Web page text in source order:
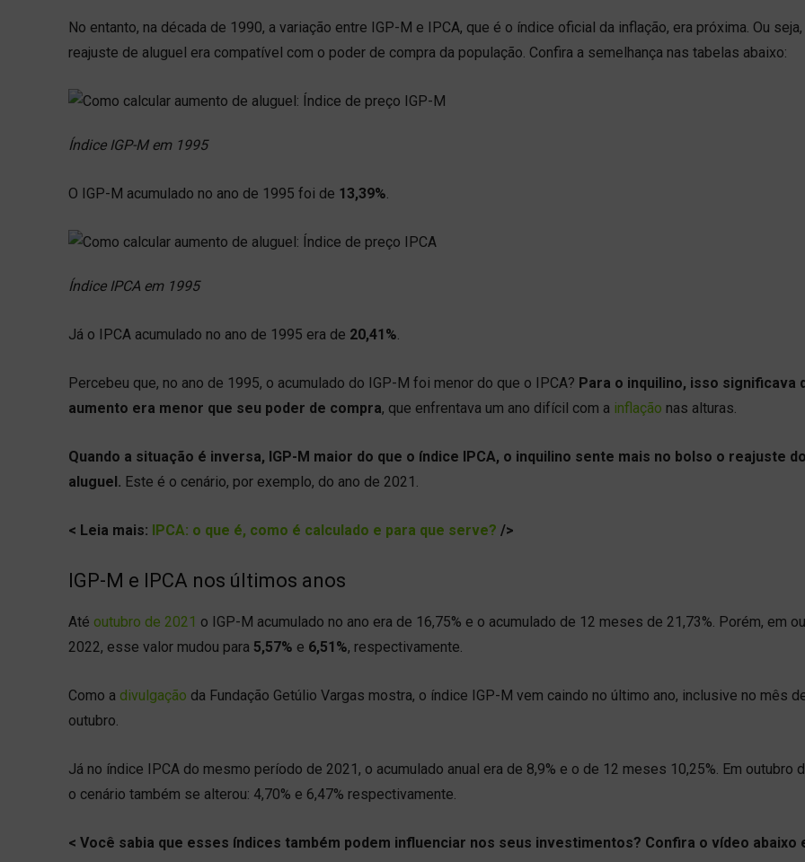
No entanto, na década de 1990, a variação entre IGP-M e IPCA, que é o índice oficial da inflação, era próxima. Ou
reajuste de aluguel era compatível com o poder de compra da população. Confira a semelhança nas tabelas abaixo:
Índice IGP-M em 1995
O IGP-M acumulado no ano de 1995 foi de 13,39%
Índice IPCA em 1995
Já o IPCA acumulado no ano de 1995 era de 20,41%
Percebeu que, no ano de 1995, o acumulado do IGP-M foi menor do que o IPCA? Para o inquilino, isso significava
aumento era menor que seu poder de compra, que enfrentava um ano difícil com a inflação nas alturas.
Quando a situação é inversa, IGP-M maior do que o índice IPCA, o inquilino sente mais no bolso o reajuste
aluguel. Este é o cenário, por exemplo, do ano de 2021.
< Leia mais: IPCA: o que é, como é calculado e para que serve? />
IGP-M e IPCA nos últimos anos
Até outubro de 2021 o IGP-M acumulado no ano era de 16,75% e o acumulado de 12 meses de 21,73%. Porém, em
2022, esse valor mudou para 5,57% e 6,51%, respectivamente.
Como a divulgação da Fundação Getúlio Vargas mostra, o índice IGP-M vem caindo no último ano, inclusive no mês
outubro.
Já no índice IPCA do mesmo período de 2021, o acumulado anual era de 8,9% e o de 12 meses 10,25%. Em outubro
o cenário também se alterou: 4,70% e 6,47% respectivamente.
< Você sabia que esses índices também podem influenciar nos seus investimentos? Confira o vídeo abaixo